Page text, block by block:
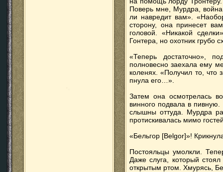
Поверь мне, Мурдра,
ли навредит вам».
сторону, она принесет
головой. «Никакой
Гонтера, но охотник грубо
«Теперь достаточно»,
полновесно заехала ему
коленях. «Получил то, что
пнула его…».
Затем она осмотрелась
винного подвала в
слышны оттуда. Мурдра
протискивалась мимо
«Бельгор [Belgor]»!
Постояльцы умолкли.
Даже слуга, который
открытым ртом. Хмурясь,